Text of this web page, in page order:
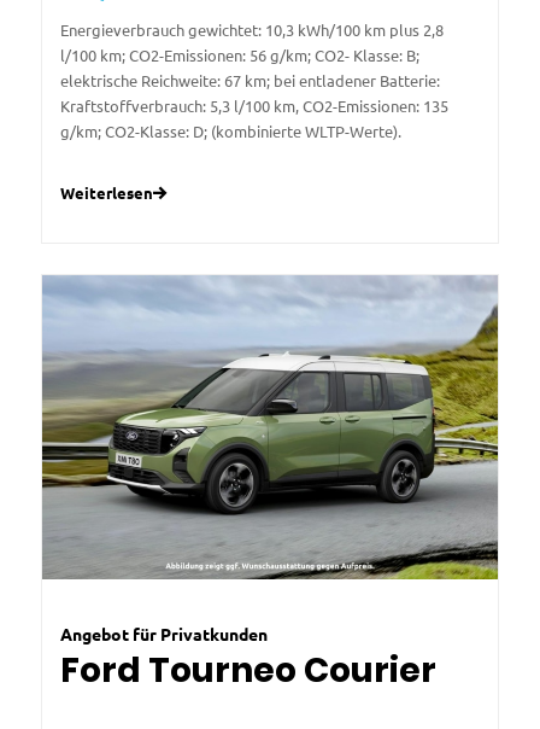
Energieverbrauch gewichtet: 10,3 kWh/100 km plus 2,8
l/100 km; CO2-Emissionen: 56 g/km; CO2- Klasse: B;
elektrische Reichweite: 67 km; bei entladener Batterie:
Kraftstoffverbrauch: 5,3 l/100 km, CO2-Emissionen: 135
g/km; CO2-Klasse: D; (kombinierte WLTP-Werte).
Weiterlesen
Angebot für Privatkunden
Ford Tourneo Courier